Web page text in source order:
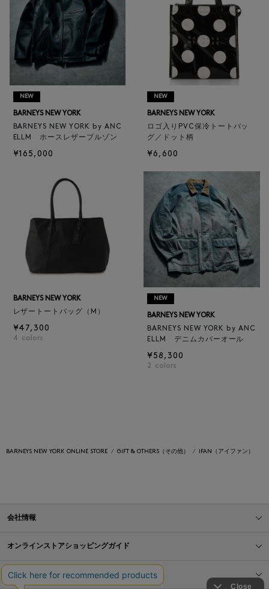
NEW
BARNEYS NEW YORK
BARNEYS NEW YORK by ANC
ELLM ホースレザーブルゾン
¥165,000
NEW
BARNEYS NEW YORK
ロゴ入りPVC保冷トートバッ
グ／ドット柄
¥6,600
BARNEYS NEW YORK
レザートートバッグ（M）
¥47,300
4 colors
NEW
BARNEYS NEW YORK
BARNEYS NEW YORK by ANC
ELLM デニムカバーオール
¥58,300
2 colors
BARNEYS NEW YORK ONLINE STORE GIFT & OTHERS（その他） IFAN（アイファン）
会社情報
オンラインストアショッピングガイド
店舗情報